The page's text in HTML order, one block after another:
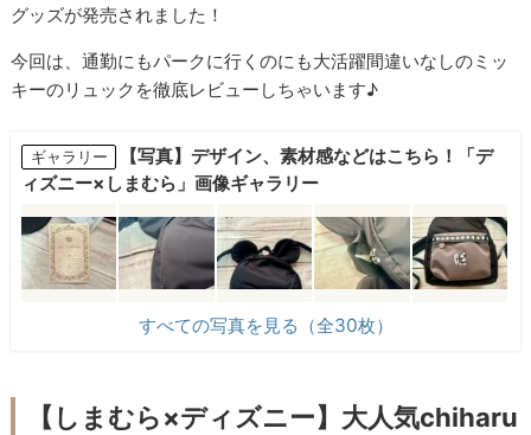
グッズが発売されました！
今回は、通勤にもパークに行くのにも大活躍間違いなしのミッ
キーのリュックを徹底レビューしちゃいます♪
ギャラリー
【写真】デザイン、素材感などはこちら！「デ
ィズニー×しまむら」画像ギャラリー
すべての写真を見る（全30枚）
【しまむら×ディズニー】大人気chiharu